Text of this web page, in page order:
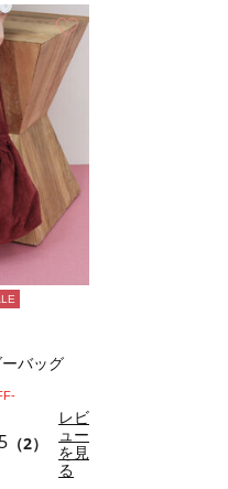
お気に入り
バッグ
（2）
レビ
ュー
を見
る